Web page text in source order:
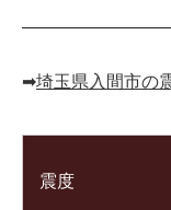
➡︎埼玉県入間市の
震度